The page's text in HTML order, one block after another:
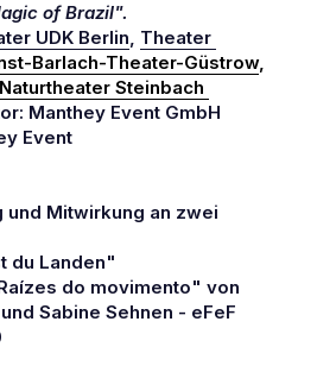
of Brazil".
UDK Berlin, Theater
Barlach-Theater-Güstrow
Naturtheater Steinbach
Manthey Event GmbH
Event
und Mitwirkung an zwei
du Landen"
do movimento" von
Sabine Sehnen - eFeF